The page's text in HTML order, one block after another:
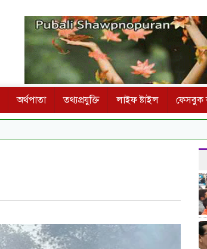
অর্থপাতা তথ্যপ্রযুক্তি লাইফ ষ্টাইল ফেসবুক